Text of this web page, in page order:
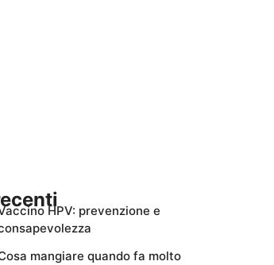
HPV: prevenzione e
mangiare quando fa molto